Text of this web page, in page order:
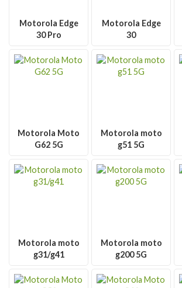
Motorola Edge
30 Pro
Motorola Edge
30
Motorola Moto
G62 5G
Motorola moto
g51 5G
Motorola moto
g31/g41
Motorola moto
g200 5G